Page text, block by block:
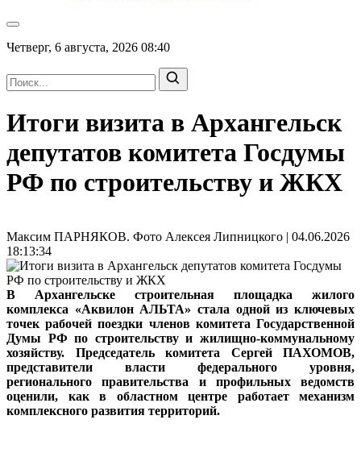
Четверг, 6 августа, 2026 08:40
Итоги визита в Архангельск
депутатов комитета Госдумы
РФ по строительству и ЖКХ
Максим ПАРНЯКОВ. Фото Алексея Липницкого | 04.06.2026
18:13:34
В Архангельске строительная площадка жилого
комплекса «Аквилон АЛЬТА» стала одной из ключевых
точек рабочей поездки членов комитета Государственной
Думы РФ по строительству и жилищно-коммунальному
хозяйству. Председатель комитета Сергей ПАХОМОВ,
представители власти федерального уровня,
регионального правительства и профильных ведомств
оценили, как в областном центре работает механизм
комплексного развития территорий.